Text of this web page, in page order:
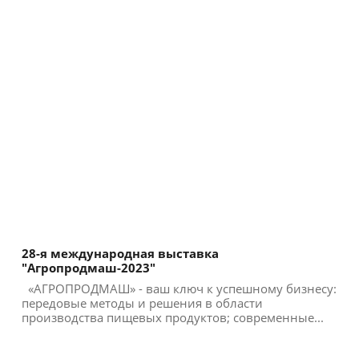
28-я международная выставка
"Агропродмаш-2023"
«АГРОПРОДМАШ» - ваш ключ к успешному бизнесу:
передовые методы и решения в области
производства пищевых продуктов; современные...